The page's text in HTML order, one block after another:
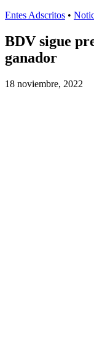
Entes Adscritos •
BDV sigue
ganador
18 noviembre, 2022